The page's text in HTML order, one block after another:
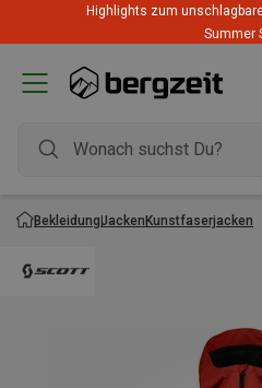
Highlights zum
Summer
BekleidungJackenKunstfaserjacken